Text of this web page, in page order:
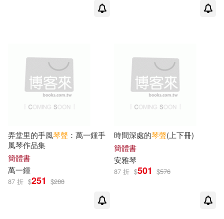
遲建鋼(1)
鄭園夢(1) 鄭妍(1)
鄭艷著(1) 閻乃靖(1)
陳世祥(1)
四川美術出版社(1)
國立傳統藝術中心(1)
國立台灣史前文化博物館(1)
弄堂里的手風琴聲 ：萬一鍾手
風琴作品集
簡體書
萬一鍾
87 折 $251 $288
時間深處的琴聲(上下冊)
簡體書
安雅琴
87 折 $501 $576